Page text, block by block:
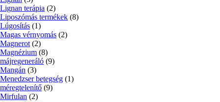
Lignan terápia (2)
Liposzómás termékek (8)
Lúgosítás (1)
Magas vérnyomás (2)
Magnerot (2)
Magnézium (8)
májregeneráló (9)
Mangán (3)
Menedzser betegség (1)
méregtelenítő (9)
Mirfulan (2)